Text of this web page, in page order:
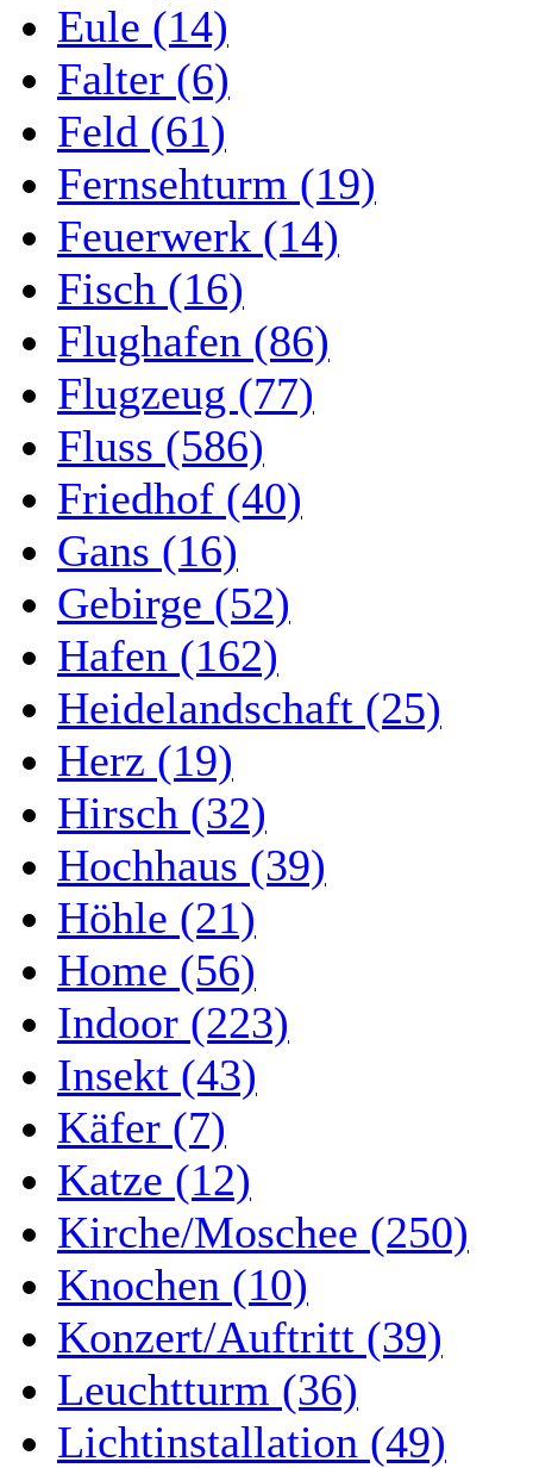
Eule (14)
Falter (6)
Feld (61)
Fernsehturm (19)
Feuerwerk (14)
Fisch (16)
Flughafen (86)
Flugzeug (77)
Fluss (586)
Friedhof (40)
Gans (16)
Gebirge (52)
Hafen (162)
Heidelandschaft (25)
Herz (19)
Hirsch (32)
Hochhaus (39)
Höhle (21)
Home (56)
Indoor (223)
Insekt (43)
Käfer (7)
Katze (12)
Kirche/Moschee (250)
Knochen (10)
Konzert/Auftritt (39)
Leuchtturm (36)
Lichtinstallation (49)